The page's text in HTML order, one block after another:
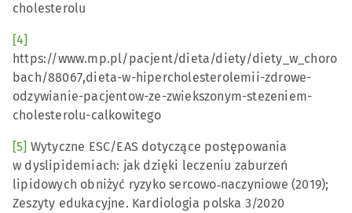
cholesterolu
[4]
https://www.mp.pl/pacjent/dieta/diety/diety_w_choro
bach/88067,dieta-w-hipercholesterolemii-zdrowe-
odzywianie-pacjentow-ze-zwiekszonym-stezeniem-
cholesterolu-calkowitego
[5] Wytyczne ESC/EAS dotyczące postępowania
w dyslipidemiach: jak dzięki leczeniu zaburzeń
lipidowych obniżyć ryzyko sercowo‑naczyniowe (2019);
Zeszyty edukacyjne. Kardiologia polska 3/2020